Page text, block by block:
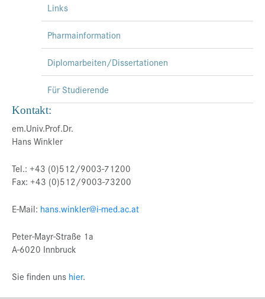
Links
Pharmainformation
Diplomarbeiten/Dissertationen
Für Studierende
Kontakt:
em.Univ.Prof.Dr.
Hans Winkler
Tel.: +43 (0)512/9003-71200
Fax: +43 (0)512/9003-73200
E-Mail: hans.winkler@i-med.ac.at
Peter-Mayr-Straße 1a
A-6020 Innbruck
Sie finden uns hier.